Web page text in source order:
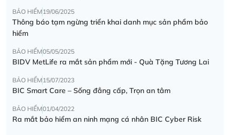
BẢO HIỂM19/06/2025
Thông báo tạm ngừng triển khai danh mục sản phẩm bảo
hiểm
BẢO HIỂM05/05/2025
BIDV MetLife ra mắt sản phẩm mới - Quà Tặng Tương Lai
BẢO HIỂM15/07/2023
BIC Smart Care – Sống đẳng cấp, Trọn an tâm
BẢO HIỂM01/04/2022
Ra mắt bảo hiểm an ninh mạng cá nhân BIC Cyber Risk